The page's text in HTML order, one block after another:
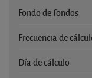
Fondo de fondos
Frecuencia de
Día de cálculo